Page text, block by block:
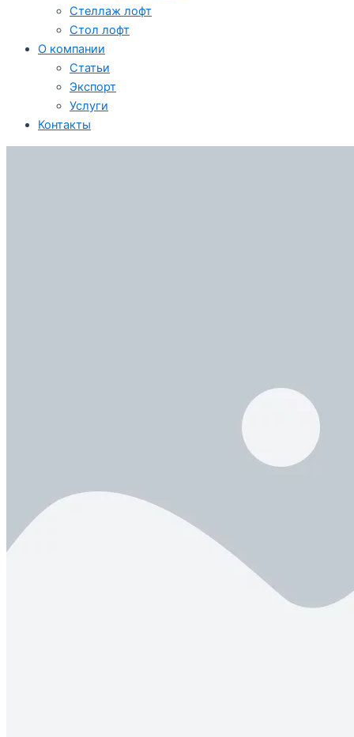
Стеллаж лофт
Стол лофт
О компании
Статьи
Экспорт
Услуги
Контакты